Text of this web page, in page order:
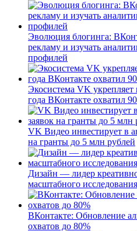
Эволюция блогинга:
рекламу и изучать
профилей
Экосистема VK укрепляет
года ВКонтакте охватил
VK Видео инвестирует в
на гранты до 5 млн рублей
Дизайн — лидер
масштабного
ВКонтакте: Обновление
охватов до 80%